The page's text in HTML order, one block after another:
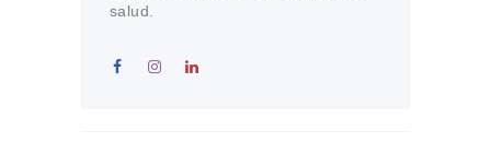
salud.